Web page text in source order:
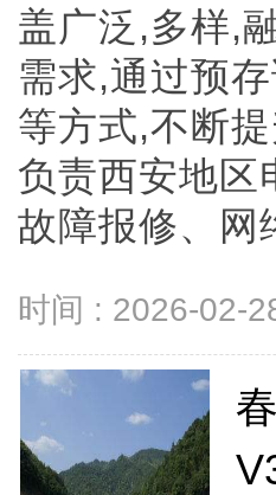
盖广泛,多样,
需求,通过预
等方式,不断
负责西安地区
故障报修、网
时间 : 2026-02-